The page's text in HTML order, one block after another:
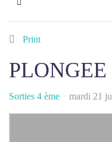
Home
Print
Sorties 4 ème mardi 21